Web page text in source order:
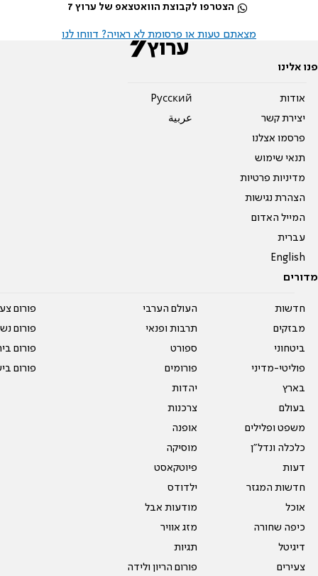
הצטרפו לקבוצת הוואטצאפ של ערוץ 7
מצאתם טעות או פרסומת לא ראויה? דווחו לנו
פנו אלינו
אודות
יצירת קשר
פרסמו אצלנו
תנאי שימוש
מדיניות פרטיות
הצהרת נגישות
המייל האדום
עברית
English
Pусский
عربية
מדורים
חדשות
מבזקים
ביטחוני
פוליטי-מדיני
בארץ
בעולם
משפט ופלילים
כלכלה ונדל"ן
דעות
חדשות המגזר
אוכל
כיפה שחורה
דיגיטל
צעירים
העולם הערבי
תרבות ופנאי
ספורט
פורומים
יהדות
צרכנות
אופנה
מוסיקה
פיוטקאסט
ילדודס
מודעות אבל
מזג אוויר
תגיות
פורום הריון ולידה
פורום
פורום
פורום
פורום